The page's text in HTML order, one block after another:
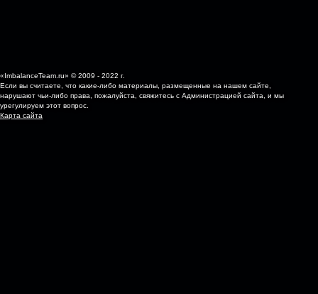
«ImbalanceTeam.ru» © 2009 - 2022 г.
Если вы считаете, что какие-либо материалы, размещенные на нашем сайте,
нарушают чьи-либо права, пожалуйста, свяжитесь с Администрацией сайта, и мы
урегулируем этот вопрос.
Карта сайта